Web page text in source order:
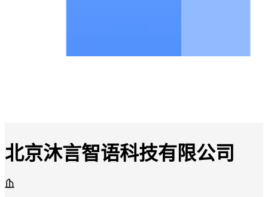
北京沐言智语科技有限公司